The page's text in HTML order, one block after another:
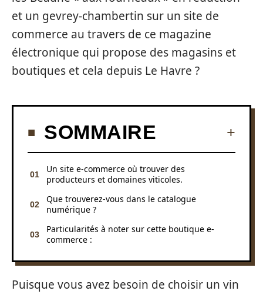
et un gevrey-chambertin sur un site de
commerce au travers de ce magazine
électronique qui propose des magasins et
boutiques et cela depuis Le Havre ?
SOMMAIRE
Un site e-commerce où trouver des
producteurs et domaines viticoles.
Que trouverez-vous dans le catalogue
numérique ?
Particularités à noter sur cette boutique e-
commerce :
Puisque vous avez besoin de choisir un vin